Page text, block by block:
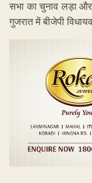
सभा का चुनाव लड़ा
गुजरात में बीजेपी